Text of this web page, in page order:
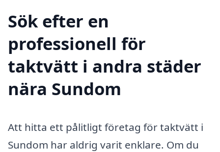
Sök efter en
professionell för
taktvätt i andra städer
nära Sundom
Att hitta ett pålitligt företag för taktvätt i
Sundom har aldrig varit enklare. Om du